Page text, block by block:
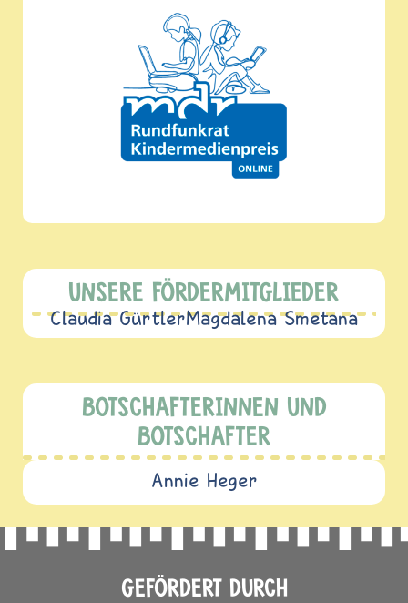
UNSERE FÖRDERMITGLIEDER
Claudia GürtlerMagdalena Smetana
BOTSCHAFTERINNEN UND
BOTSCHAFTER
Annie Heger
GEFÖRDERT DURCH